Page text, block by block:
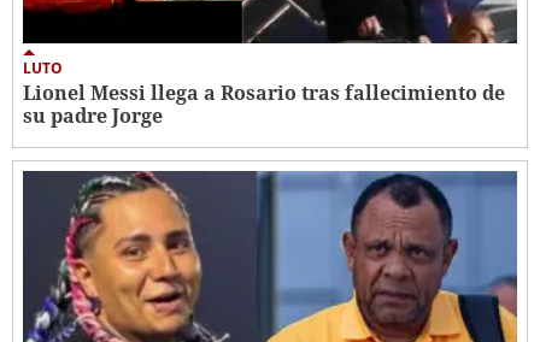
LUTO
Lionel Messi llega a Rosario tras fallecimiento de
su padre Jorge